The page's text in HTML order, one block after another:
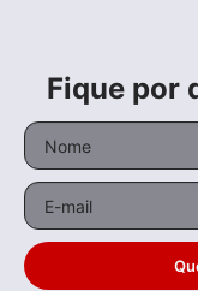
Fique por